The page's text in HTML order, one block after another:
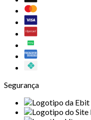
Segurança